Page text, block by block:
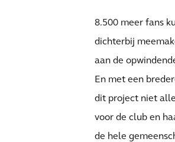
8.500 meer fans
dichterbij
aan de
En met een
dit project niet
voor de club en
de hele